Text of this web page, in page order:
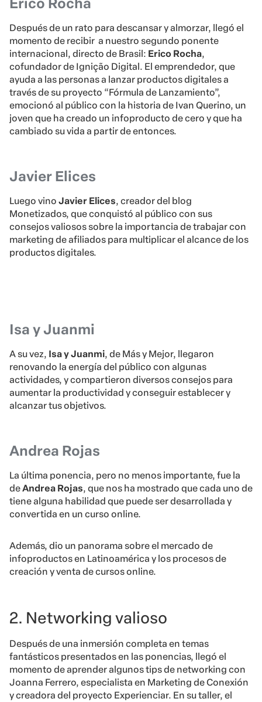
Erico Rocha
Después de un rato para descansar y almorzar, llegó el
momento de recibir a nuestro segundo ponente
internacional, directo de Brasil: Erico Rocha,
cofundador de Ignição Digital. El emprendedor, que
ayuda a las personas a lanzar productos digitales a
través de su proyecto “Fórmula de Lanzamiento”,
emocionó al público con la historia de Ivan Querino, un
joven que ha creado un infoproducto de cero y que ha
cambiado su vida a partir de entonces.
Javier Elices
Luego vino Javier Elices, creador del blog
Monetizados, que conquistó al público con sus
consejos valiosos sobre la importancia de trabajar con
marketing de afiliados para multiplicar el alcance de los
productos digitales.
Isa y Juanmi
A su vez, Isa y Juanmi, de Más y Mejor, llegaron
renovando la energía del público con algunas
actividades, y compartieron diversos consejos para
aumentar la productividad y conseguir establecer y
alcanzar tus objetivos.
Andrea Rojas
La última ponencia, pero no menos importante, fue la
deAndrea Rojas, que nos ha mostrado que cada uno de
tiene alguna habilidad que puede ser desarrollada y
convertida en un curso online.
Además, dio un panorama sobre el mercado de
infoproductos en Latinoamérica y los procesos de
creación y venta de cursos online.
2. Networking valioso
Después de una inmersión completa en temas
fantásticos presentados en las ponencias, llegó el
momento de aprender algunos tips de networking con
Joanna Ferrero, especialista en Marketing de Conexión
y creadora del proyecto Experienciar. En su taller, el